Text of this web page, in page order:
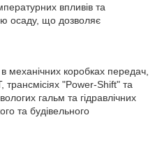
впливів та
осаду, що дозволяє
механічних коробках передач,
трансмісіях "Power-Shift" та
гальм та гідравлічних
та будівельного